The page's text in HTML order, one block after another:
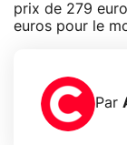
prix de 279
euros pour le
Par